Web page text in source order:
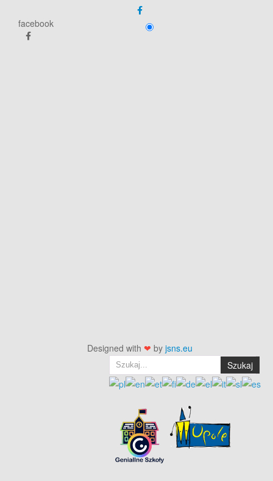
facebook
Designed with ❤ by jsns.eu
Szukaj